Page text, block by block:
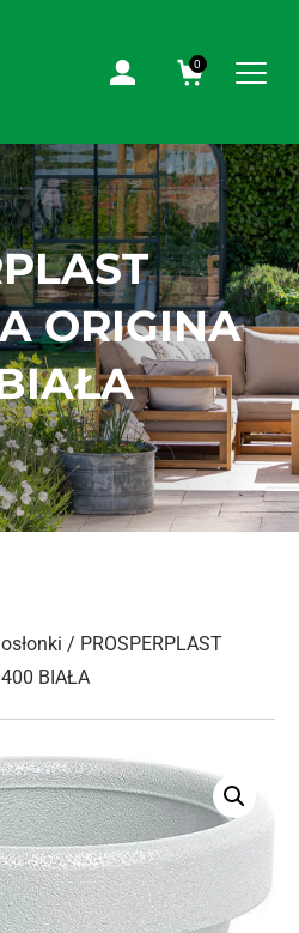
0
ORIGINA
/ PROSPERPLAST
BIAŁA